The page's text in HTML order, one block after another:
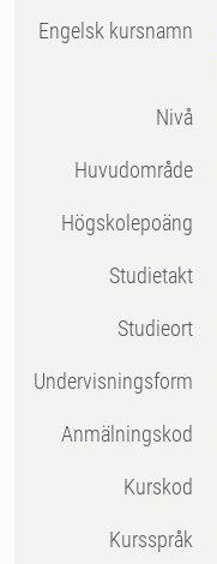
Engelsk kursnamn
Nivå
Huvudområde
högskolepoäng
Studietakt
Studieort
Undervisningsform
Anmälningskod
Kurskod
Kursspråk